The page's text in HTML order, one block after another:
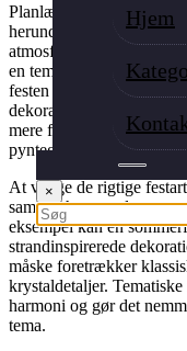
Hjem
×
Planlægning af en fest
herunder valg af
atmosfære. Uanset om
en temafest, kan valget af
festen bliver
dekorative elementer
mere festlige indslag
pyntegenstande.
At vælge de rigtige
sammenhængende tema
eksempel kan en
strandinspirerede
måske foretrækker
krystaldetaljer.
harmoni og gør det
tema.